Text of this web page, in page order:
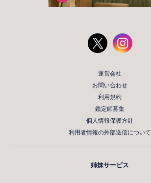
運営会社
お問い合わせ
利用規約
鑑定師募集
個人情報保護方針
利用者情報の外部送信について
姉妹サービス